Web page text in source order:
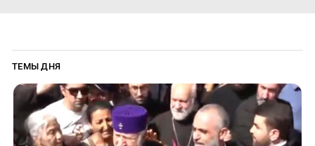
ТЕМЫ ДНЯ